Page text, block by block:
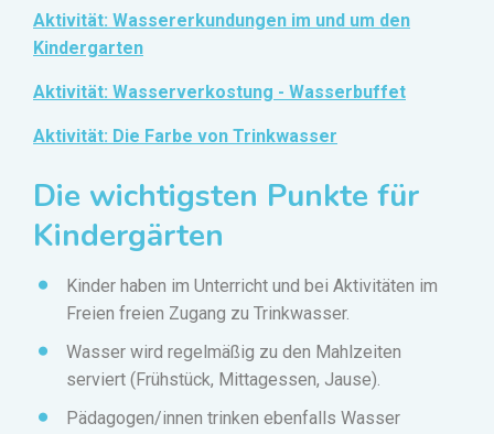
Aktivität: Wassererkundungen im und um den
Kindergarten
Aktivität: Wasserverkostung - Wasserbuffet
Aktivität: Die Farbe von Trinkwasser
Die wichtigsten Punkte für
Kindergärten
Kinder haben im Unterricht und bei Aktivitäten im
Freien freien Zugang zu Trinkwasser.
Wasser wird regelmäßig zu den Mahlzeiten
serviert (Frühstück, Mittagessen, Jause).
Pädagogen/innen trinken ebenfalls Wasser